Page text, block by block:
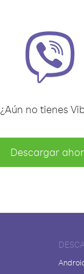
¿Aún no tienes
Descargar